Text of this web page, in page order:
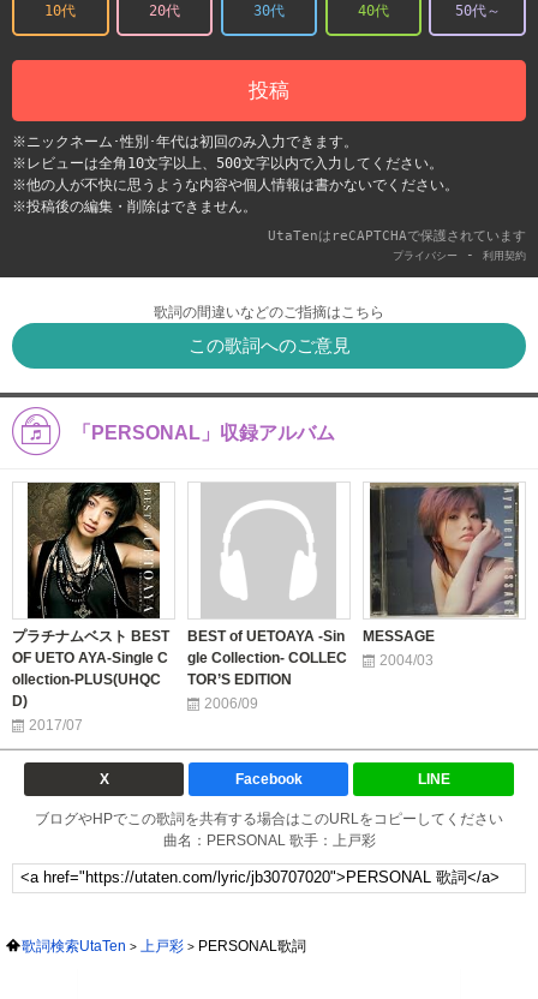
10代 20代 30代 40代 50代～
投稿
※ニックネーム･性別･年代は初回のみ入力できます。
※レビューは全角10文字以上、500文字以内で入力してください。
※他の人が不快に思うような内容や個人情報は書かないでください。
※投稿後の編集・削除はできません。
UtaTenはreCAPTCHAで保護されています
プライバシー - 利用契約
歌詞の間違いなどのご指摘はこちら
この歌詞へのご意見
「PERSONAL」収録アルバム
プラチナムベスト BEST
OF UETO AYA-Single C
ollection-PLUS(UHQC
D)
2017/07
BEST of UETOAYA -Sin
gle Collection- COLLEC
TOR’S EDITION
2006/09
MESSAGE
2004/03
X Facebook LINE
ブログやHPでこの歌詞を共有する場合はこのURLをコピーしてください
曲名：PERSONAL 歌手：上戸彩
歌詞検索UtaTen 上戸彩 PERSONAL歌詞